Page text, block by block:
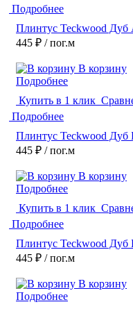
Подробнее
Плинтус Teckwood
445 ₽ / пог.м
В корзину
Подробнее
Купить в 1 клик
Подробнее
Плинтус Teckwood Дуб
445 ₽ / пог.м
В корзину
Подробнее
Купить в 1 клик
Подробнее
Плинтус Teckwood
445 ₽ / пог.м
В корзину
Подробнее